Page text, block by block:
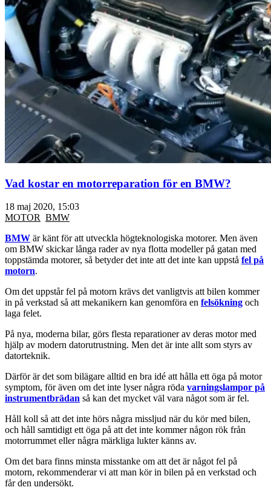
Vad kostar en motorreparation för en BMW?
18 maj 2020, 15:03
MOTOR BMW
BMW är känt för att utveckla högteknologiska motorer. Men även
om BMW skickar långa rader av nya flotta modeller på gatan med
toppstämda motorer, så betyder det inte att det inte kan uppstå fel på
motorn.
Om det uppstår fel på motorn krävs det vanligtvis att bilen kommer
in på verkstad så att mekanikern kan genomföra en felsökning och
laga felet.
På nya, moderna bilar, görs flesta reparationer av deras motor med
hjälp av modern datorutrustning. Men det är inte allt som styrs av
datorteknik.
Därför är det som bilägare alltid en bra idé att hålla ett öga på motor
symptom, för även om det inte lyser några röda varningslampor på
instrumentbrädan så kan det mycket väl vara något som är fel.
Håll koll så att det inte hörs några missljud när du kör med bilen,
och håll samtidigt ett öga på att det inte kommer någon rök från
motorrummet eller några märkliga lukter känns av.
Om det bara finns minsta misstanke om att det är något fel på
motorn, rekommenderar vi att man kör in bilen på en verkstad och
får den undersökt.